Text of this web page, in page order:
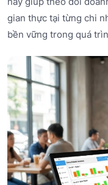
gian thực tại từng chi
bền vững trong quá